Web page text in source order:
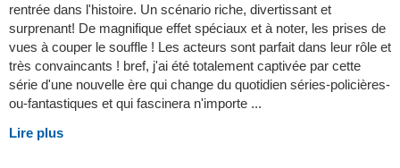
rentrée dans l'histoire. Un scénario riche, divertissant et
surprenant! De magnifique effet spéciaux et à noter, les prises de
vues à couper le souffle ! Les acteurs sont parfait dans leur rôle et
très convaincants ! bref, j'ai été totalement captivée par cette
série d'une nouvelle ère qui change du quotidien séries-policières-
ou-fantastiques et qui fascinera n'importe ...
Lire plus